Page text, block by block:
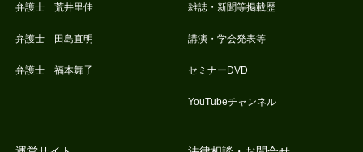
弁護士 荒井里佳
弁護士 田島直明
弁護士 福本舞子
雑誌・新聞等掲載歴
講演・学会発表等
セミナーDVD
YouTubeチャンネル